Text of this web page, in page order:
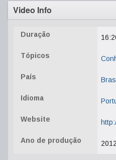
Video Info
Duração
Tópicos
País
Idioma
Website
Ano de produção 2012